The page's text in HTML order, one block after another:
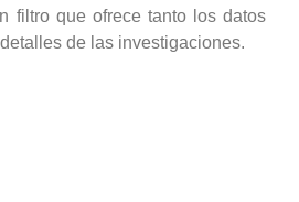
filtro que ofrece tanto los datos
de las investigaciones.